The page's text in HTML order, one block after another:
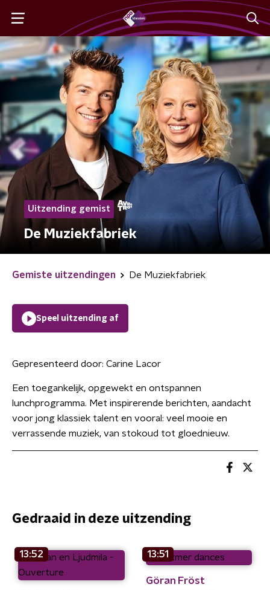
Uitzending gemist
De Muziekfabriek
Gemiste uitzendingen De Muziekfabriek
Speel uitzending af
Gepresenteerd door: Carine Lacor
Een toegankelijk, opgewekt en ontspannen
lunchprogramma. Met inspirerende berichten, aandacht
voor jong klassiek talent en vooral: veel mooie en
verrassende muziek, van stokoud tot gloednieuw.
Gedraaid in deze uitzending
13:52 13:51
Göran Fröst